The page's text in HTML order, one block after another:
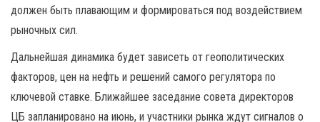
должен быть плавающим и формироваться под воздействием
рыночных сил.
Дальнейшая динамика будет зависеть от геополитических
факторов, цен на нефть и решений самого регулятора по
ключевой ставке. Ближайшее заседание совета директоров
ЦБ запланировано на июнь, и участники рынка ждут сигналов о